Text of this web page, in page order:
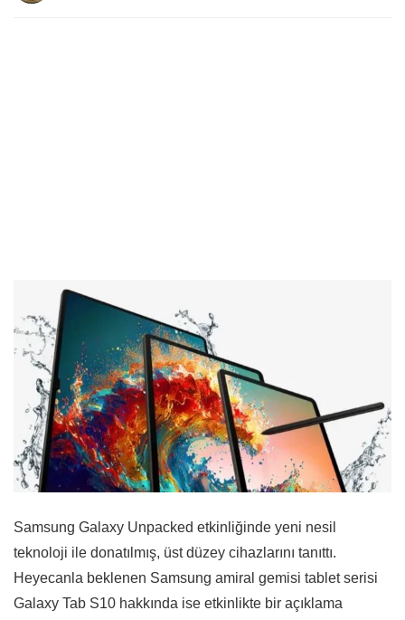
Samsung Galaxy Unpacked etkinliğinde yeni nesil
teknoloji ile donatılmış, üst düzey cihazlarını tanıttı.
Heyecanla beklenen Samsung amiral gemisi tablet serisi
Galaxy Tab S10 hakkında ise etkinlikte bir açıklama